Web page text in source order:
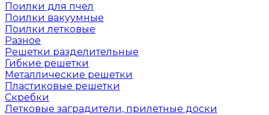
Поилки для пчел
Поилки вакуумные
Поилки летковые
Разное
Решетки разделительные
Гибкие решетки
Металлические решетки
Пластиковые решетки
Скребки
Летковые заградители, прилетные доски